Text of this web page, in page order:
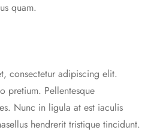
quam.
consectetur adipiscing elit.
pretium. Pellentesque
Nunc in ligula at est iaculis
hendrerit tristique tincidunt.